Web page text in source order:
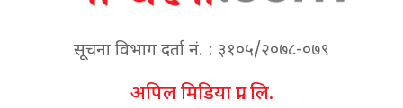
सूचना विभाग दर्ता नं. : ३१०५/२०७८-०७९
अपिल मिडिया प्रा. लि.